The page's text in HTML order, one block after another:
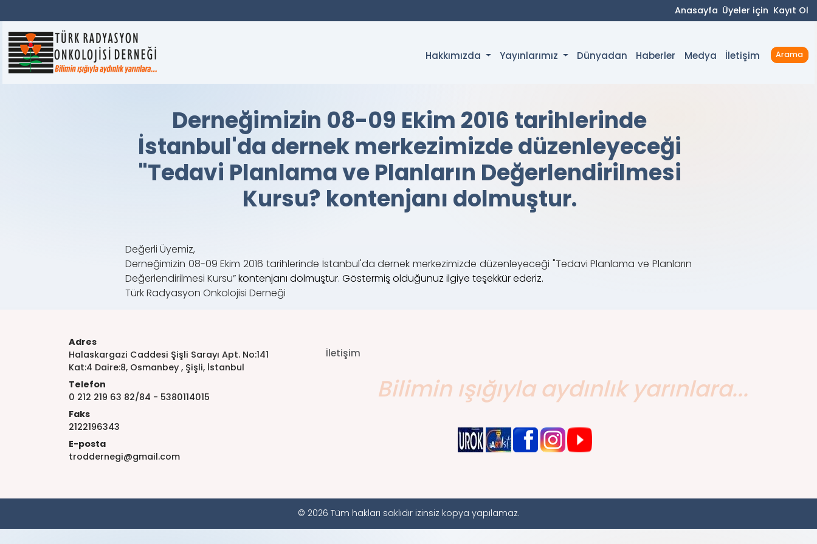
Anasayfa Üyeler için Kayıt Ol
Hakkımızda Yayınlarımız Dünyadan Haberler Medya İletişim Arama
Derneğimizin 08-09 Ekim 2016 tarihlerinde
İstanbul'da dernek merkezimizde düzenleyeceği
"Tedavi Planlama ve Planların Değerlendirilmesi
Kursu? kontenjanı dolmuştur.
Değerli Üyemiz,
Derneğimizin 08-09 Ekim 2016 tarihlerinde İstanbul'da dernek merkezimizde düzenleyeceği "Tedavi Planlama ve Planların
Değerlendirilmesi Kursu”kontenjanı dolmuştur. Göstermiş olduğunuz ilgiye teşekkür ederiz.
Türk Radyasyon Onkolojisi Derneği
Adres
Halaskargazi Caddesi Şişli Sarayı Apt. No:141
Kat:4 Daire:8, Osmanbey , Şişli, İstanbul
Telefon
0 212 219 63 82/84 - 5380114015
Faks
2122196343
E-posta
troddernegi@gmail.com
İletişim
Bilimin ışığıyla aydınlık yarınlara...
© 2026 Tüm hakları saklıdır izinsiz kopya yapılamaz.